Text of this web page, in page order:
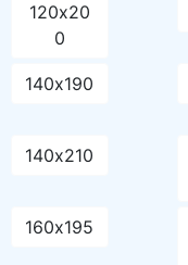
120х20
0
140х190
140х210
160х195